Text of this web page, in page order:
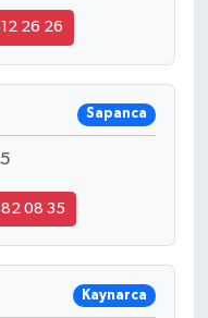
26 26
Sapanca
08 35
Kaynarca